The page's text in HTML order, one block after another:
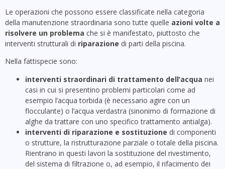
Le operazioni che possono essere classificate nella categoria
della manutenzione straordinaria sono tutte quelle azioni volte a
risolvere un problema che si è manifestato, piuttosto che
interventi strutturali di riparazione di parti della piscina.
Nella fattispecie sono:
interventi straordinari di trattamento dell’acqua nei
casi in cui si presentino problemi particolari come ad
esempio l’acqua torbida (è necessario agire con un
flocculante) o l’acqua verdastra (sinonimo di formazione di
alghe da trattare con uno specifico trattamento antialga).
interventi di riparazione e sostituzione di componenti
o strutture, la ristrutturazione parziale o totale della piscina.
Rientrano in questi lavori la sostituzione del rivestimento,
del sistema di filtrazione o, ad esempio, il rifacimento dei